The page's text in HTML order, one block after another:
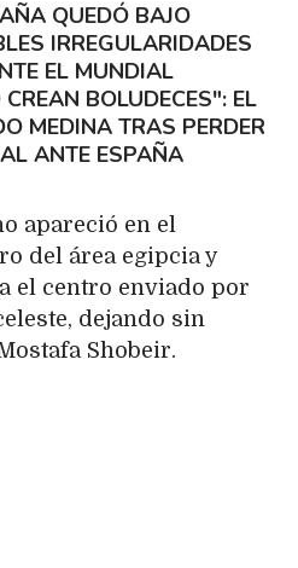
QUEDÓ BAJO
IRREGULARIDADES
EL MUNDIAL
BOLUDECES": EL
MEDINA TRAS PERDER
ANTE ESPAÑA
apareció en el
del área egipcia y
el centro enviado por
dejando sin
Shobeir.